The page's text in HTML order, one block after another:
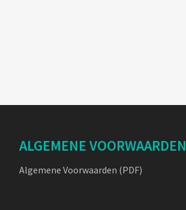
ALGEMENE VOORWAARDEN
Algemene Voorwaarden (PDF)